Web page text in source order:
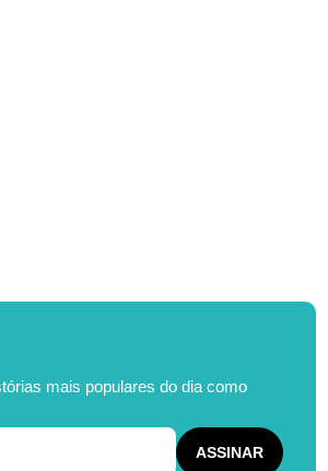
mais populares do dia como